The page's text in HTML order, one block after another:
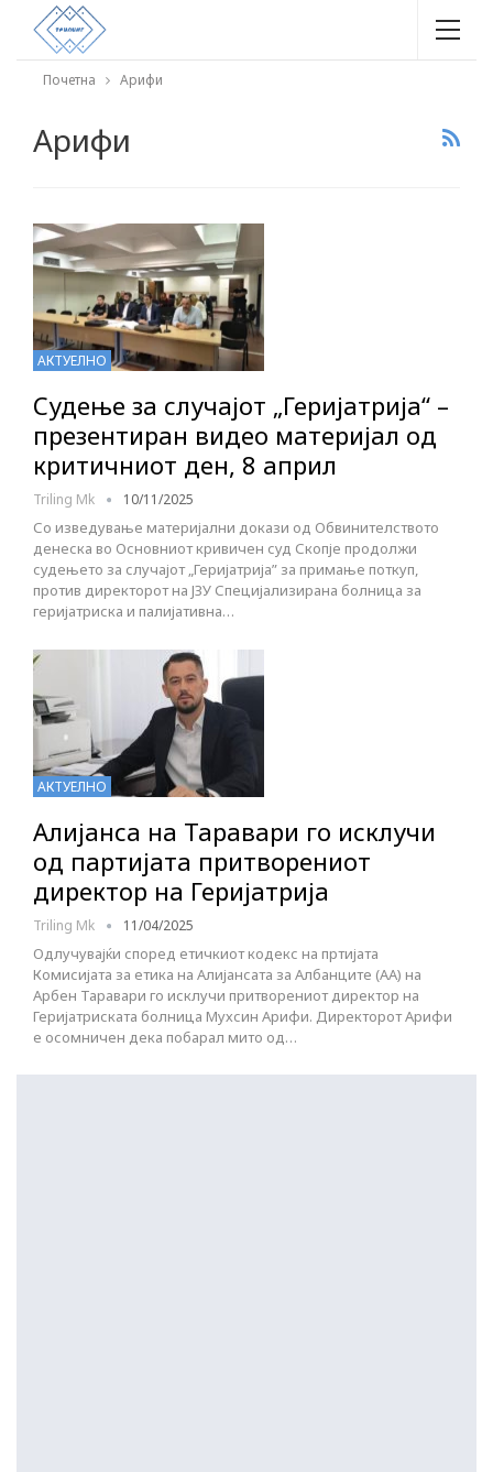
Почетна Арифи
Арифи
АКТУЕЛНО
Судење за случајот „Геријатрија“ –
презентиран видео материјал од
критичниот ден, 8 април
Triling Mk 10/11/2025
Со изведување материјални докази од Обвинителството
денеска во Основниот кривичен суд Скопје продолжи
судењето за случајот „Геријатрија” за примање поткуп,
против директорот на ЈЗУ Специјализирана болница за
геријатриска и палијативна…
АКТУЕЛНО
Алијанса на Таравари го исклучи
од партијата притворениот
директор на Геријатрија
Triling Mk 11/04/2025
Одлучувајќи според етичкиот кодекс на пртијата
Комисијата за етика на Алијансата за Албанците (АА) на
Арбен Таравари го исклучи притворениот директор на
Геријатриската болница Мухсин Арифи. Директорот Арифи
е осомничен дека побарал мито од…